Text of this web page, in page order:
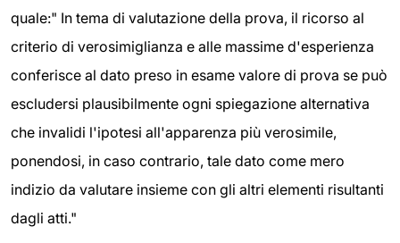
quale:" In tema di valutazione della prova, il ricorso al
criterio di verosimiglianza e alle massime d'esperienza
conferisce al dato preso in esame valore di prova se può
escludersi plausibilmente ogni spiegazione alternativa
che invalidi l'ipotesi all'apparenza più verosimile,
ponendosi, in caso contrario, tale dato come mero
indizio da valutare insieme con gli altri elementi risultanti
dagli atti."